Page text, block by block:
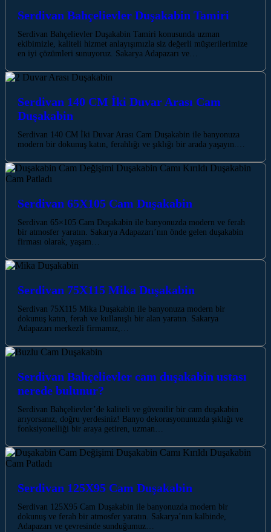
Serdivan Bahçelievler Duşakabin Tamiri
Serdivan Bahçelievler Duşakabin Tamiri konusunda uzman
ekibimizle, kaliteli hizmet anlayışımızla siz değerli müşterilerimize
en iyi çözümleri sunuyoruz. Sakarya Adapazarı ve…
Serdivan 140 CM İki Duvar Arası Cam
Duşakabin
Serdivan 140 CM İki Duvar Arası Cam Duşakabin ile banyonuza
modern bir dokunuş katın, ferahlığı ve şıklığı bir arada yaşayın.…
Serdivan 65X105 Cam Duşakabin
Serdivan 65×105 Cam Duşakabin ile banyonuzda modern ve ferah
bir atmosfer yaratın. Sakarya Adapazarı’nın önde gelen duşakabin
firması olarak, yaşam…
Serdivan 75X115 Mika Duşakabin
Serdivan 75X115 Mika Duşakabin ile banyonuza modern bir
dokunuş katın, ferah ve kullanışlı bir alan yaratın. Sakarya
Adapazarı merkezli firmamız,…
Serdivan Bahçelievler cam duşakabin ustası
nerede bulunur?
Serdivan Bahçelievler’de kaliteli ve güvenilir bir cam duşakabin
arıyorsanız, doğru yerdesiniz! Banyo dekorasyonunuzda şıklığı ve
fonksiyonelliği bir araya getiren, uzman…
Serdivan 125X95 Cam Duşakabin
Serdivan 125X95 Cam Duşakabin ile banyonuzda modern bir
dokunuş ve ferah bir atmosfer yaratın. Sakarya’nın kalbinde,
Adapazarı ve çevresinde sunduğumuz…